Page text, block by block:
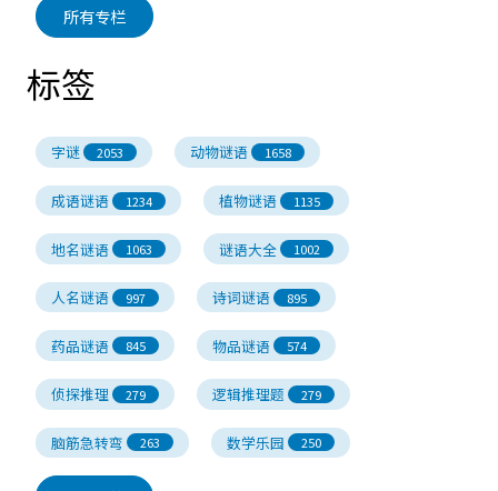
所有专栏
标签
字谜 2053 动物谜语 1658
成语谜语 1234 植物谜语 1135
地名谜语 1063 谜语大全 1002
人名谜语 997 诗词谜语 895
药品谜语 845 物品谜语 574
侦探推理 279 逻辑推理题 279
脑筋急转弯 263 数学乐园 250